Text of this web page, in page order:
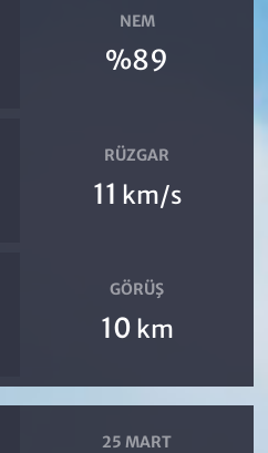
NEM
%89
RÜZGAR
11 km/s
GÖRÜŞ
10 km
25 MART